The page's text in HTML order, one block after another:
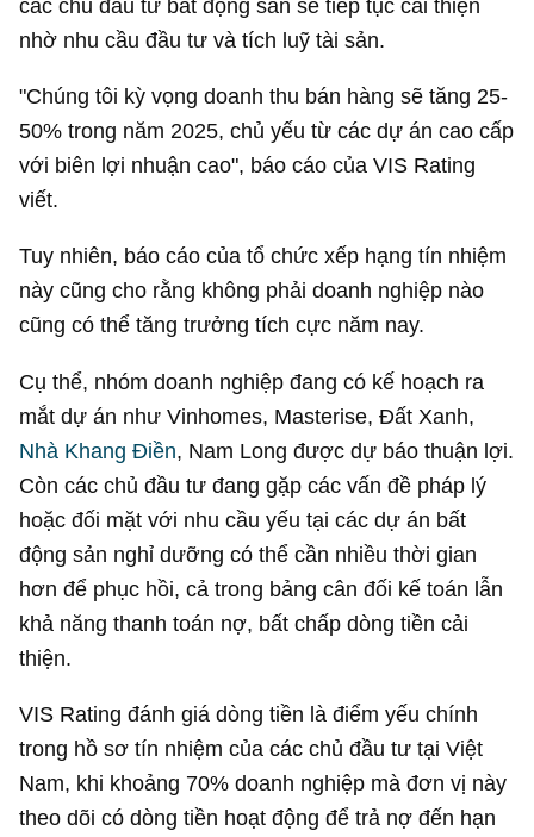
các chủ đầu tư bất động sản sẽ tiếp tục cải thiện
nhờ nhu cầu đầu tư và tích luỹ tài sản.
"Chúng tôi kỳ vọng doanh thu bán hàng sẽ tăng 25-
50% trong năm 2025, chủ yếu từ các dự án cao cấp
với biên lợi nhuận cao", báo cáo của VIS Rating
viết.
Tuy nhiên, báo cáo của tổ chức xếp hạng tín nhiệm
này cũng cho rằng không phải doanh nghiệp nào
cũng có thể tăng trưởng tích cực năm nay.
Cụ thể, nhóm doanh nghiệp đang có kế hoạch ra
mắt dự án như Vinhomes, Masterise, Đất Xanh,
Nhà Khang Điền, Nam Long được dự báo thuận lợi.
Còn các chủ đầu tư đang gặp các vấn đề pháp lý
hoặc đối mặt với nhu cầu yếu tại các dự án bất
động sản nghỉ dưỡng có thể cần nhiều thời gian
hơn để phục hồi, cả trong bảng cân đối kế toán lẫn
khả năng thanh toán nợ, bất chấp dòng tiền cải
thiện.
VIS Rating đánh giá dòng tiền là điểm yếu chính
trong hồ sơ tín nhiệm của các chủ đầu tư tại Việt
Nam, khi khoảng 70% doanh nghiệp mà đơn vị này
theo dõi có dòng tiền hoạt động để trả nợ đến hạn